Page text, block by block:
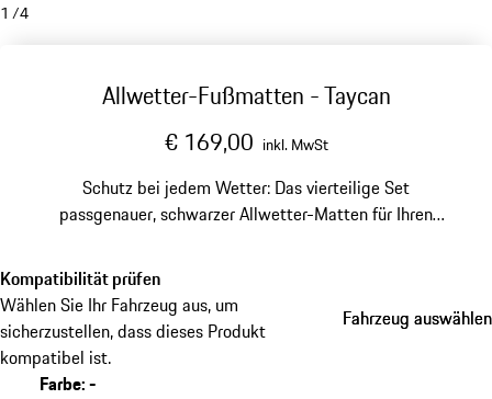
1 /4
Allwetter-Fußmatten - Taycan
€ 169,00 inkl. MwSt
Schutz bei jedem Wetter: Das vierteilige Set
passgenauer, schwarzer Allwetter-Matten für Ihren
wasserdicht und rutschfest. Der hohe Rand sorgt für
optimalen Schutz vor Nässe und Schmutz.
Kompatibilität prüfen
Wählen Sie Ihr Fahrzeug aus, um
sicherzustellen, dass dieses Produkt
kompatibel ist.
Fahrzeug auswählen
Fahrzeug auswählen
Farbe:-